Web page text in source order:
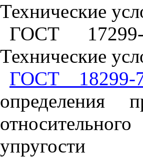
Технические
ГОСТ
Технические
ГОСТ 18299-
определения
упругости